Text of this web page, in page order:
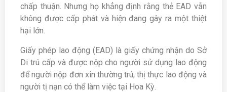
chấp thuận. Nhưng họ khẳng định rằng thẻ EAD vẫn
không được cấp phát và hiện đang gây ra một thiệt
hại lớn.
Giấy phép lao động (EAD) là giấy chứng nhận do Sở
Di trú cấp và được nộp cho người sử dụng lao động
để người nộp đơn xin thường trú, thị thực lao động và
người tị nạn có thể làm việc tại Hoa Kỳ.